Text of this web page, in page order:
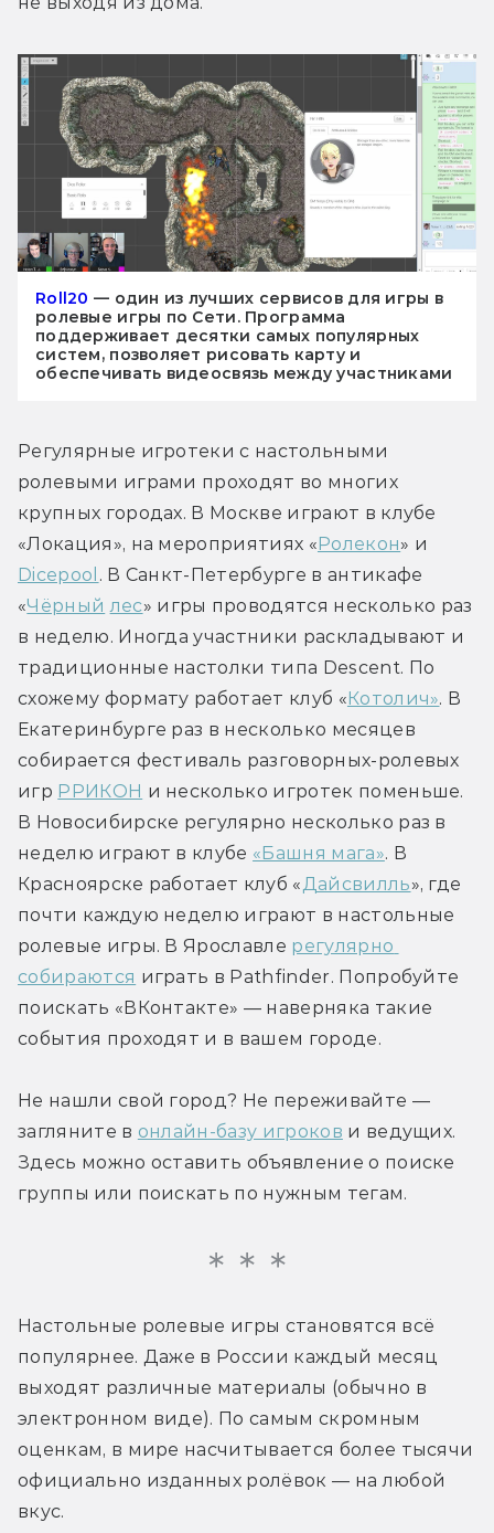
Roll20 — один из лучших сервисов для игры в
ролевые игры по Сети. Программа
поддерживает десятки самых популярных
систем, позволяет рисовать карту и
обеспечивать видеосвязь между участниками
Регулярные игротеки с настольными
ролевыми играми проходят во многих
крупных городах. В Москве играют в клубе
«Локация», на мероприятиях « Ролекон
Dicepool . В Санкт-Петербурге в антикафе
«Чёрный лес» игры проводятся несколько раз
в неделю. Иногда участники раскладывают и
традиционные настолки типа Descent. По
схожему формату работает клуб « Котолич». В
Екатеринбурге раз в несколько месяцев
собирается фестиваль разговорных-ролевых
игр РРИКОН и несколько игротек поменьше.
В Новосибирске регулярно несколько раз в
неделю играют в клубе «Башня мага». В
Красноярске работает клуб «Дайсвилль», где
почти каждую неделю играют в настольные
ролевые игры. В Ярославле регулярно
собираются играть в Pathfinder. Попробуйте
поискать «ВКонтакте» — наверняка такие
события проходят и в вашем городе.
Не нашли свой город? Не переживайте —
загляните в онлайн-базу игроков и ведущих.
Здесь можно оставить объявление о поиске
группы или поискать по нужным тегам.
Настольные ролевые игры становятся всё
популярнее. Даже в России каждый месяц
выходят различные материалы (обычно в
электронном виде). По самым скромным
оценкам, в мире насчитывается более тысячи
официально изданных ролёвок — на любой
вкус.